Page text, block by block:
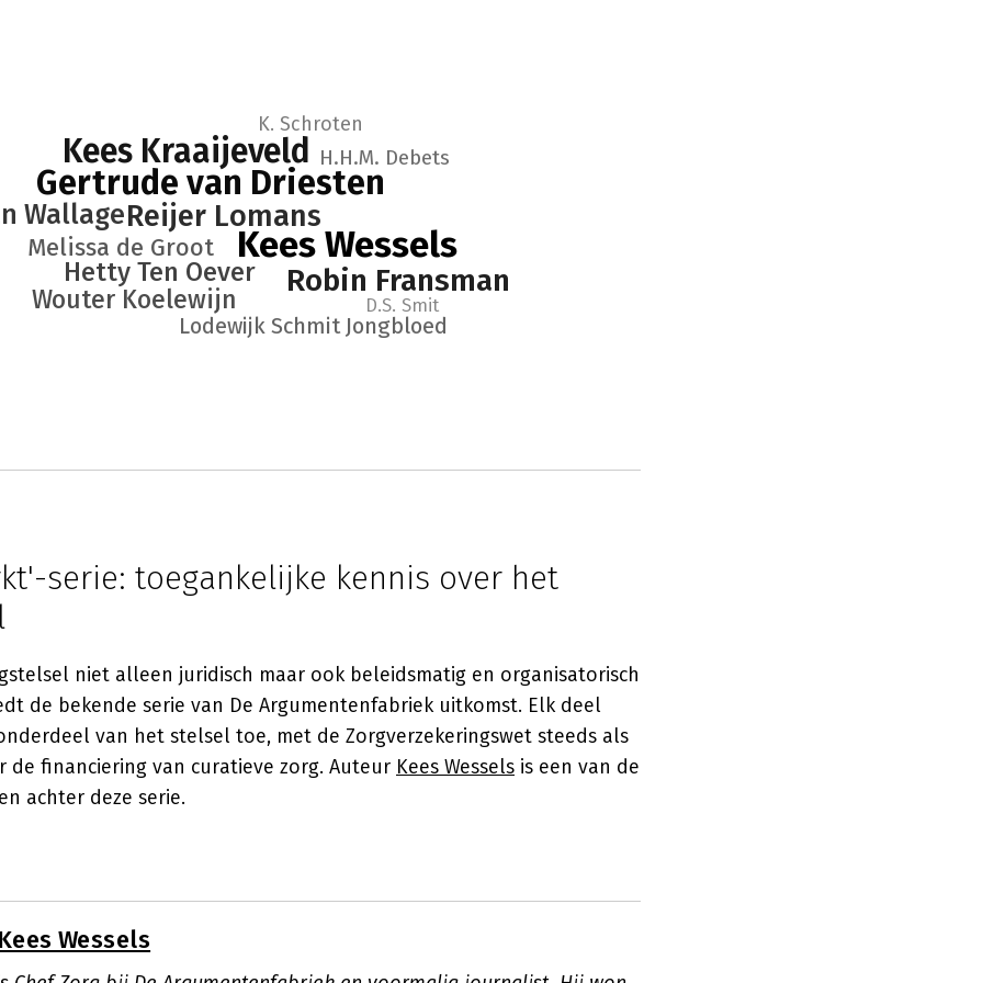
Kees Wessels
Gertrude van Driesten
Kees Kraaijeveld
Robin Fransman
Reijer Lomans
Wallage
Hetty Ten Oever
Wouter Koelewijn
Melissa de Groot
Lodewijk Schmit Jongbloed
H.H.M. Debets
K. Schroten
D.S. Smit
serie: toegankelijke kennis over het
niet alleen juridisch maar ook beleidsmatig en organisatorisch
de bekende serie van De Argumentenfabriek uitkomst. Elk deel
van het stelsel toe, met de Zorgverzekeringswet steeds als
financiering van curatieve zorg. Auteur Kees Wessels is een van de
achter deze serie.
Kees Wessels